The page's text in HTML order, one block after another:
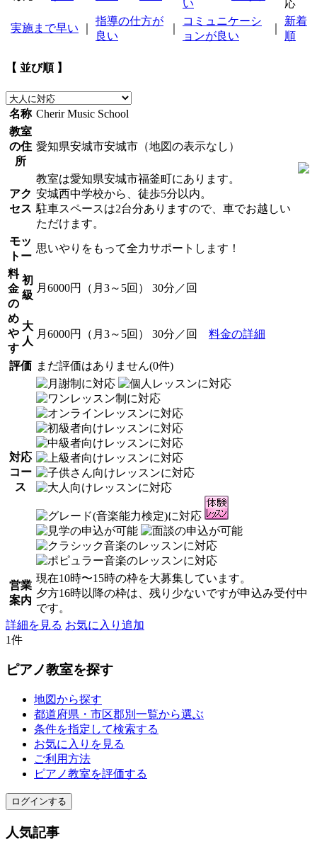
い
応
実施まで早い
指導の仕方が
良い
コミュニケーシ
ョンが良い
新着
順
【 並び順 】
名称 Cherir Music School
教室
の住
所
愛知県安城市安城市（地図の表示なし）
アク
セス
教室は愛知県安城市福釜町にあります。
安城西中学校から、徒歩5分以内。
駐車スペースは2台分ありますので、車でお越しい
ただけます。
モッ
トー
思いやりをもって全力サポートします！
料
金
の
め
や
す
初
級
月6000円（月3～5回） 30分／回
大
人
月6000円（月3～5回） 30分／回 料金の詳細
評価 まだ評価はありません(0件)
対応
コー
ス
営業
案内
現在10時〜15時の枠を大募集しています。
夕方16時以降の枠は、残り少ないですが申込み受付中
です。
詳細を見る お気に入り追加
1件
ピアノ教室を探す
地図から探す
都道府県・市区郡別一覧から選ぶ
条件を指定して検索する
お気に入りを見る
ご利用方法
ピアノ教室を評価する
ログインする
人気記事